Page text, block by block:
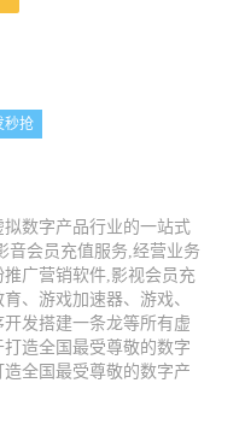
秒抢
数字产品行业的一站式
音会员充值服务,经营业务
广营销软件,影视会员充
、游戏加速器、游戏、
发搭建一条龙等所有虚
造全国最受尊敬的数字
全国最受尊敬的数字产